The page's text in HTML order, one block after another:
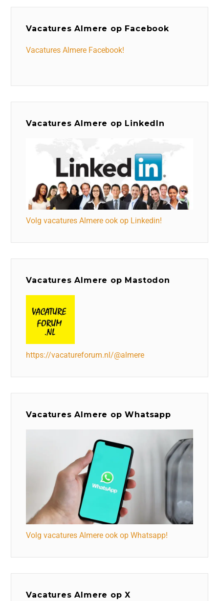
Vacatures Almere op Facebook
Vacatures Almere Facebook!
Vacatures Almere op LinkedIn
Volg vacatures Almere ook op Linkedin!
Vacatures Almere op Mastodon
https://vacatureforum.nl/@almere
Vacatures Almere op Whatsapp
Volg vacatures Almere ook op Whatsapp!
Vacatures Almere op X